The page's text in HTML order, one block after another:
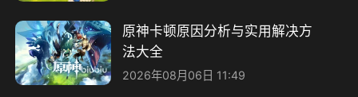
原神卡顿原因分析与实用解决方
法大全
2026年08月06日 11:49